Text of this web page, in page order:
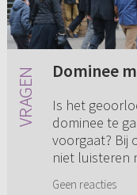
Dominee
Is het
dominee te
voorgaat? Bij
niet luisteren
Geen reacties